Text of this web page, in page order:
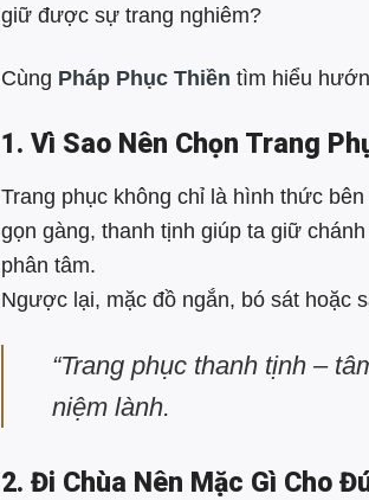
giữ được sự trang nghiêm?
Cùng Pháp Phục Thiền tìm hiểu
1. Vì Sao Nên Chọn Trang
Trang phục không chỉ là hình thức
gọn gàng, thanh tịnh giúp ta giữ
phân tâm.
Ngược lại, mặc đồ ngắn, bó sát hoặc
“Trang phục thanh tịnh –
niệm lành.
2. Đi Chùa Nên Mặc Gì Cho